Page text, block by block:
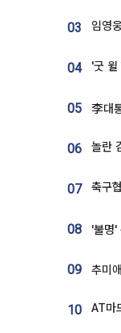
03
04
05
06
07
08
09
10